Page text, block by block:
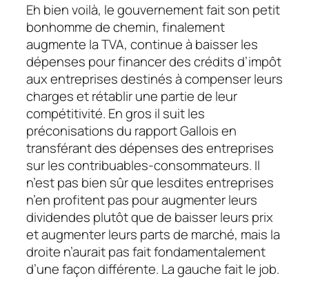
Eh bien voilà, le gouvernement fait son petit
bonhomme de chemin, finalement
augmente la TVA, continue à baisser les
dépenses pour financer des crédits d’impôt
aux entreprises destinés à compenser leurs
charges et rétablir une partie de leur
compétitivité. En gros il suit les
préconisations du rapport Gallois en
transférant des dépenses des entreprises
sur les contribuables-consommateurs. Il
n’est pas bien sûr que lesdites entreprises
n’en profitent pas pour augmenter leurs
dividendes plutôt que de baisser leurs prix
et augmenter leurs parts de marché, mais la
droite n’aurait pas fait fondamentalement
d’une façon différente. La gauche fait le job.